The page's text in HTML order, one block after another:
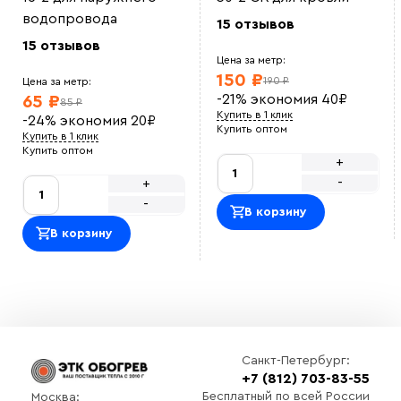
труб
Установка кабеля простая, на сайте сразу приобрели
крепеж. кабель не перегревается
Приятно сотрудничать. Закупали кабель для
производственной зоны, по документам все в
порядке и в срок.
Василий М
ОТличный саморег , покупался на отрез , адекватная
цена.<br> Использовали для обогрева емкости с
водой зимой, на производстве<br>
Оставить отзыв
Выберите
водопровода
15 отзывов
Цена за метр:
85 ₽
65 ₽
-24% экономия 20₽
Купить в 1 клик
Купить оптом
-
+
В корзину
15 отзывов
Цена за метр:
190 ₽
150 ₽
-21% экономия 40₽
Купить в 1 клик
Купить оптом
-
+
В корзину
Санкт-Петербург:
+7 (812) 703-83-55
Москва: Бесплатный по всей России